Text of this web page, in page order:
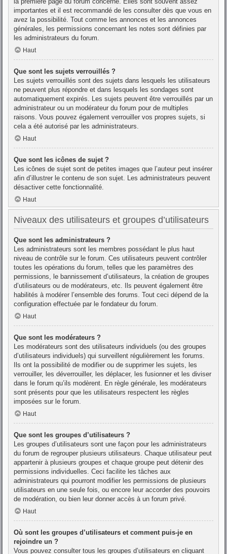
importantes et il est recommandé de les consulter dès que vous en
avez la possibilité. Tout comme les annonces et les annonces
générales, les permissions concernant les notes sont définies par
les administrateurs du forum.
Haut
Que sont les sujets verrouillés ?
Les sujets verrouillés sont des sujets dans lesquels les utilisateurs
ne peuvent plus répondre et dans lesquels les sondages sont
automatiquement expirés. Les sujets peuvent être verrouillés par un
administrateur ou un modérateur du forum pour de multiples
raisons. Vous pouvez également verrouiller vos propres sujets, si
cela a été autorisé par les administrateurs.
Haut
Que sont les icônes de sujet ?
Les icônes de sujet sont de petites images que l’auteur peut insérer
afin d’illustrer le contenu de son sujet. Les administrateurs peuvent
désactiver cette fonctionnalité.
Haut
Niveaux des utilisateurs et groupes d’utilisateurs
Que sont les administrateurs ?
Les administrateurs sont les membres possédant le plus haut
niveau de contrôle sur le forum. Ces utilisateurs peuvent contrôler
toutes les opérations du forum, telles que les paramètres des
permissions, le bannissement d’utilisateurs, la création de groupes
d’utilisateurs ou de modérateurs, etc. Ils peuvent également être
habilités à modérer l’ensemble des forums. Tout ceci dépend de la
configuration effectuée par le fondateur du forum.
Haut
Que sont les modérateurs ?
Les modérateurs sont des utilisateurs individuels (ou des groupes
d’utilisateurs individuels) qui surveillent régulièrement les forums.
Ils ont la possibilité de modifier ou de supprimer les sujets, les
verrouiller, les déverrouiller, les déplacer, les fusionner et les diviser
dans le forum qu’ils modèrent. En règle générale, les modérateurs
sont présents pour que les utilisateurs respectent les règles
imposées sur le forum.
Haut
Que sont les groupes d’utilisateurs ?
Les groupes d’utilisateurs sont une façon pour les administrateurs
du forum de regrouper plusieurs utilisateurs. Chaque utilisateur peut
appartenir à plusieurs groupes et chaque groupe peut détenir des
permissions individuelles. Ceci facilite les tâches aux
administrateurs qui pourront modifier les permissions de plusieurs
utilisateurs en une seule fois, ou encore leur accorder des pouvoirs
de modération, ou bien leur donner accès à un forum privé.
Haut
Où sont les groupes d’utilisateurs et comment puis-je en
rejoindre un ?
Vous pouvez consulter tous les groupes d’utilisateurs en cliquant